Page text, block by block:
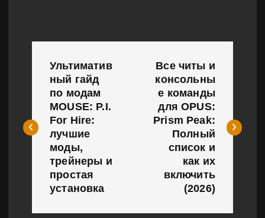
и
Ультиматив
ный гайд
по модам
MOUSE: P.I.
For Hire:
лучшие
моды,
трейнеры и
простая
установка
Все читы и
консольны
е команды
для OPUS:
Prism Peak:
Полный
список и
как их
включить
(2026)